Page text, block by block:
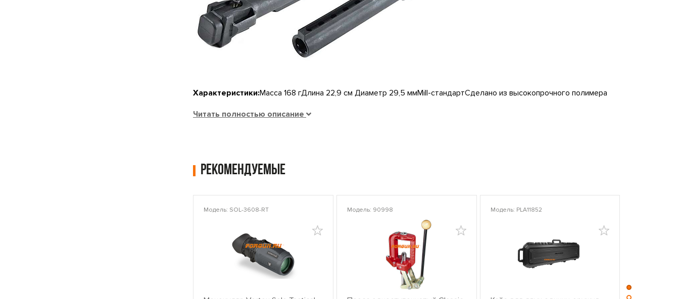
Характеристики:Масса 168 гДлина 22,9 см Диаметр 29,5 ммMill-стандартСделано из высокопрочного полимера
Читать полностью описание
Рекомендуемые
Модель: SOL-3608-RT Модель: 90998 Модель: PLA11852